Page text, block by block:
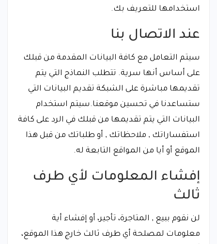
استخدامها للتعريف بك.
عند الاتصال بنا
سيتم التعامل مع كافة البيانات المقدمة من قبلك
على أساس أنها سرية. تتطلب النماذج التي يتم
تقديمها مباشرة على الشبكة تقديم البيانات التي
ستساعدنا في تحسين موقعنا.سيتم استخدام
البيانات التي يتم تقديمها من قبلك في الرد على كافة
استفساراتك , ملاحظاتك , أو طلباتك من قبل هذا
الموقع أو أيا من المواقع التابعة له.
إفشاء المعلومات لأي طرف
ثالث
لن نقوم ببيع , المتاجرة، تأجير، أو إفشاء أية
معلومات لمصلحة أي طرف ثالث خارج هذا الموقع،